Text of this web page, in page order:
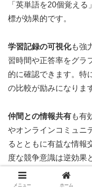
「英単語を20個覚え
標が効果的です。
学習記録の可視化も強
習時間や正答率をグラ
的に確認できます。特
の比較が励みになりま
仲間との情報共有も有
やオンラインコミュニ
るとともに有益な情報
度な競争意識は逆効果
感を保つことが重要で
メニュー ホーム